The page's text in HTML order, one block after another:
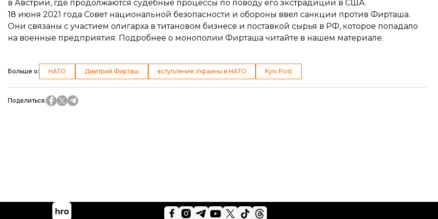
в Австрии, где продолжаются судебные процессы по поводу его экстрадиции в США.
18 июня 2021 года Совет национальной безопасности и обороны ввел санкции против Фирташа.
Они связаны с участием олигарха в титановом бизнесе и поставкой сырья в РФ, которое попадало
на военные предприятия. Подробнее о монополии Фирташа читайте в нашем материале.
Больше о: НАТО Дмитрий Фирташ вступление Украины в НАТО Kyiv Post
Поделиться: